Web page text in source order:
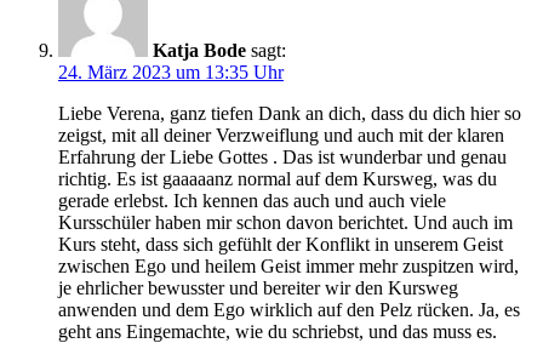
Katja Bode sagt:
24. März 2023 um 13:35 Uhr
Liebe Verena, ganz tiefen Dank an dich, dass du dich hier so
zeigst, mit all deiner Verzweiflung und auch mit der klaren
Erfahrung der Liebe Gottes . Das ist wunderbar und genau
richtig. Es ist gaaaaanz normal auf dem Kursweg, was du
gerade erlebst. Ich kennen das auch und auch viele
Kursschüler haben mir schon davon berichtet. Und auch im
Kurs steht, dass sich gefühlt der Konflikt in unserem Geist
zwischen Ego und heilem Geist immer mehr zuspitzen wird,
je ehrlicher bewusster und bereiter wir den Kursweg
anwenden und dem Ego wirklich auf den Pelz rücken. Ja, es
geht ans Eingemachte, wie du schriebst, und das muss es.